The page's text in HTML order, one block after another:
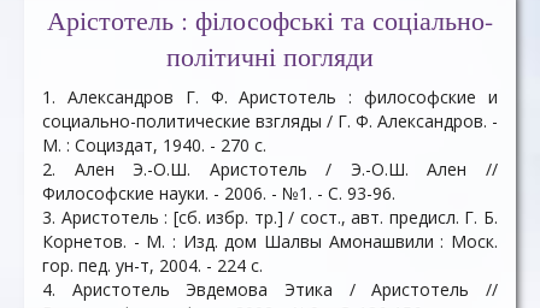
Арістотель : філософські та соціально-
політичні погляди
1. Александров Г. Ф. Аристотель : философские и
социально-политические взгляды / Г. Ф. Александров. -
М. : Социздат, 1940. - 270 c.
2. Ален Э.-О.Ш. Аристотель / Э.-О.Ш. Ален //
Философские науки. - 2006. - №1. - С. 93-96.
3. Аристотель : [сб. избр. тр.] / сост., авт. предисл. Г. Б.
Корнетов. - М. : Изд. дом Шалвы Амонашвили : Моск.
гор. пед. ун-т, 2004. - 224 с.
4. Аристотель Эвдемова Этика / Аристотель //